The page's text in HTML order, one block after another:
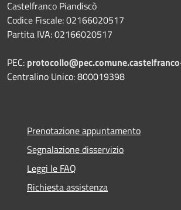
Castelfranco Piandiscò
Codice Fiscale: 02166020517
Partita IVA: 02166020517
PEC:
Centralino Unico: 800019398
Prenotazione appuntamento
Segnalazione disservizio
Leggi le FAQ
Richiesta assistenza